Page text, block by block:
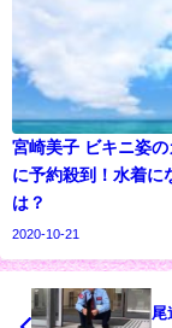
宮崎美子 ビキニ姿
に予約殺到！水着に
は？
2020-10-21
尾